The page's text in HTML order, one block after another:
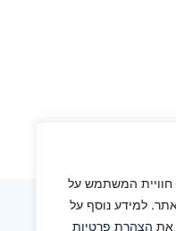
חוויית המשתמש על
למידע נוסף על
את הצהרת פרטיות
למדע